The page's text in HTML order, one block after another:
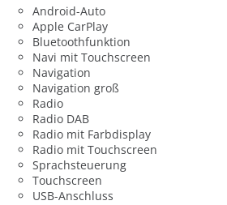
Android-Auto
Apple CarPlay
Bluetoothfunktion
Navi mit Touchscreen
Navigation
Navigation groß
Radio
Radio DAB
Radio mit Farbdisplay
Radio mit Touchscreen
Sprachsteuerung
Touchscreen
USB-Anschluss